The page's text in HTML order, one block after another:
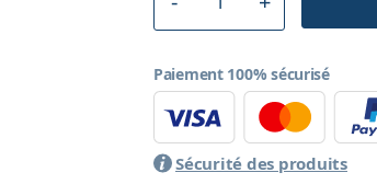
Paiement 100% sécurisé
Sécurité des produits